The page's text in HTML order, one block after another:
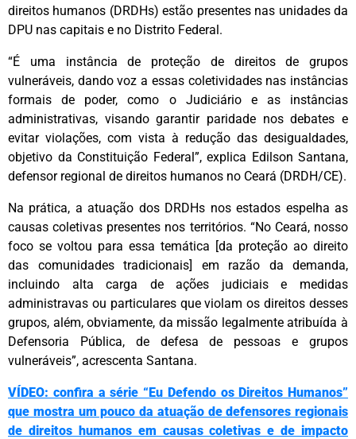
direitos humanos (DRDHs) estão presentes nas unidades da
DPU nas capitais e no Distrito Federal.
“É uma instância de proteção de direitos de grupos
vulneráveis, dando voz a essas coletividades nas instâncias
formais de poder, como o Judiciário e as instâncias
administrativas, visando garantir paridade nos debates e
evitar violações, com vista à redução das desigualdades,
objetivo da Constituição Federal”, explica Edilson Santana,
defensor regional de direitos humanos no Ceará (DRDH/CE).
Na prática, a atuação dos DRDHs nos estados espelha as
causas coletivas presentes nos territórios. “No Ceará, nosso
foco se voltou para essa temática [da proteção ao direito
das comunidades tradicionais] em razão da demanda,
incluindo alta carga de ações judiciais e medidas
administravas ou particulares que violam os direitos desses
grupos, além, obviamente, da missão legalmente atribuída à
Defensoria Pública, de defesa de pessoas e grupos
vulneráveis”, acrescenta Santana.
VÍDEO: confira a série “Eu Defendo os Direitos Humanos”
que mostra um pouco da atuação de defensores regionais
de direitos humanos em causas coletivas e de impacto